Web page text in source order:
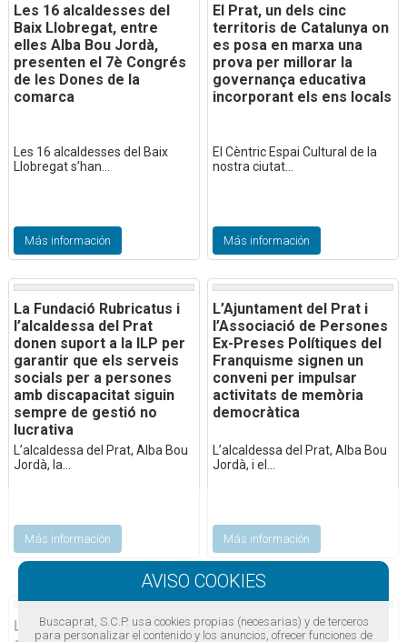
Les 16 alcaldesses del
Baix Llobregat, entre
elles Alba Bou Jordà,
presenten el 7è Congrés
de les Dones de la
comarca
Les 16 alcaldesses del Baix
Llobregat s’han...
Más información
El Prat, un dels cinc
territoris de Catalunya on
es posa en marxa una
prova per millorar la
governança educativa
incorporant els ens locals
El Cèntric Espai Cultural de la
nostra ciutat...
Más información
La Fundació Rubricatus i
l’alcaldessa del Prat
donen suport a la ILP per
garantir que els serveis
socials per a persones
amb discapacitat siguin
sempre de gestió no
lucrativa
L’alcaldessa del Prat, Alba Bou
Jordà, la...
Más información
L’Ajuntament del Prat i
l’Associació de Persones
Ex-Preses Polítiques del
Franquisme signen un
conveni per impulsar
activitats de memòria
democràtica
L’alcaldessa del Prat, Alba Bou
Jordà, i el...
Más información
L’Ajuntament i les entitats
L’Ajuntament impulsa “Un
Buscaprat, S.C.P. usa cookies propias (necesarias) y de terceros
para personalizar el contenido y los anuncios, ofrecer funciones de